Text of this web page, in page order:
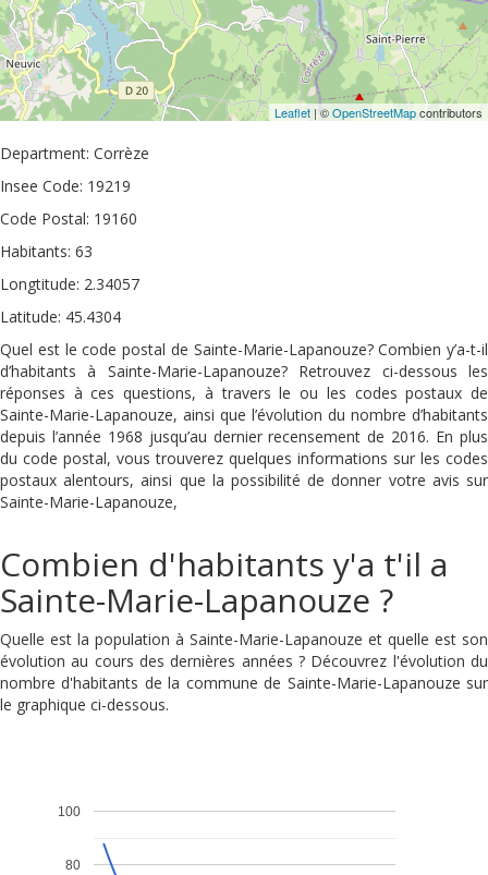
Leaflet | ©OpenStreetMapcontributors
Department: Corrèze
Insee Code: 19219
Code Postal: 19160
Habitants: 63
Longtitude: 2.34057
Latitude: 45.4304
Quel est le code postal de Sainte-Marie-Lapanouze? Combien y’a-t-il
d’habitants à Sainte-Marie-Lapanouze? Retrouvez ci-dessous les
réponses à ces questions, à travers le ou les codes postaux de
Sainte-Marie-Lapanouze, ainsi que l’évolution du nombre d’habitants
depuis l’année 1968 jusqu’au dernier recensement de 2016. En plus
du code postal, vous trouverez quelques informations sur les codes
postaux alentours, ainsi que la possibilité de donner votre avis sur
Sainte-Marie-Lapanouze,
Combien d'habitants y'a t'il a
Sainte-Marie-Lapanouze ?
Quelle est la population à Sainte-Marie-Lapanouze et quelle est son
évolution au cours des dernières années ? Découvrez l'évolution du
nombre d'habitants de la commune de Sainte-Marie-Lapanouze sur
le graphique ci-dessous.
80
100